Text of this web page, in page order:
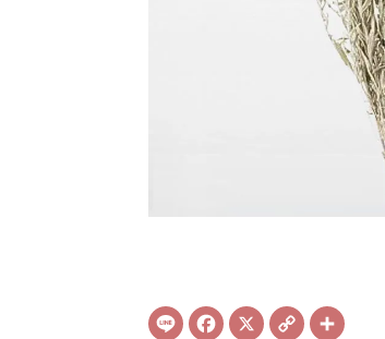
Line Facebook
X Copy
Link